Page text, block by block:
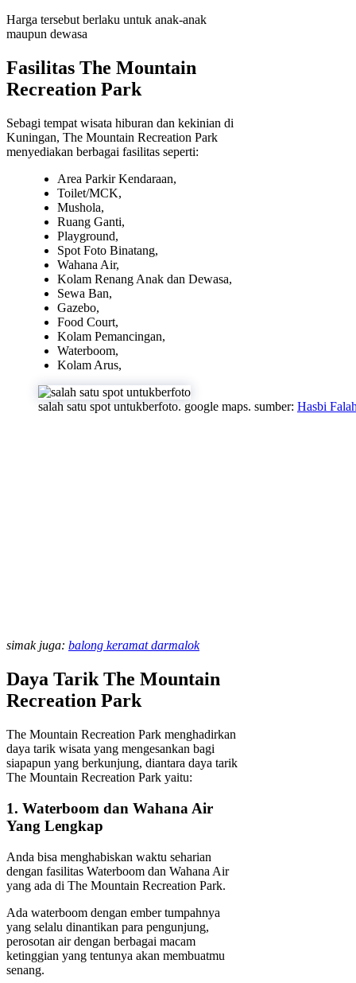
Harga tersebut berlaku untuk anak-anak
maupun dewasa
Fasilitas The Mountain
Recreation Park
Sebagi tempat wisata hiburan dan kekinian di
Kuningan, The Mountain Recreation Park
menyediakan berbagai fasilitas seperti:
Area Parkir Kendaraan,
Toilet/MCK,
Mushola,
Ruang Ganti,
Playground,
Spot Foto Binatang,
Wahana Air,
Kolam Renang Anak dan Dewasa,
Sewa Ban,
Gazebo,
Food Court,
Kolam Pemancingan,
Waterboom,
Kolam Arus,
salah satu spot untukberfoto. google maps. sumber: Hasbi
simak juga: balong keramat darmalok
Daya Tarik The Mountain
Recreation Park
The Mountain Recreation Park menghadirkan
daya tarik wisata yang mengesankan bagi
siapapun yang berkunjung, diantara daya tarik
The Mountain Recreation Park yaitu:
1. Waterboom dan Wahana Air
Yang Lengkap
Anda bisa menghabiskan waktu seharian
dengan fasilitas Waterboom dan Wahana Air
yang ada di The Mountain Recreation Park.
Ada waterboom dengan ember tumpahnya
yang selalu dinantikan para pengunjung,
perosotan air dengan berbagai macam
ketinggian yang tentunya akan membuatmu
senang.